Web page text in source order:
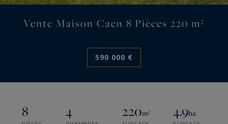
Vente Maison Caen 8 Pièces 220 m²
590 000 €
8 4 220m² 4.9ha